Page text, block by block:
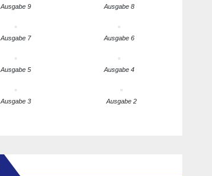
Ausgabe 9 Ausgabe 8
Ausgabe 7 Ausgabe 6
Ausgabe 5 Ausgabe 4
Ausgabe 3 Ausgabe 2